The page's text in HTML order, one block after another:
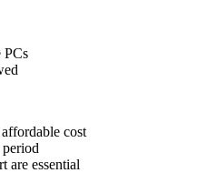
PCs
cost
are essential